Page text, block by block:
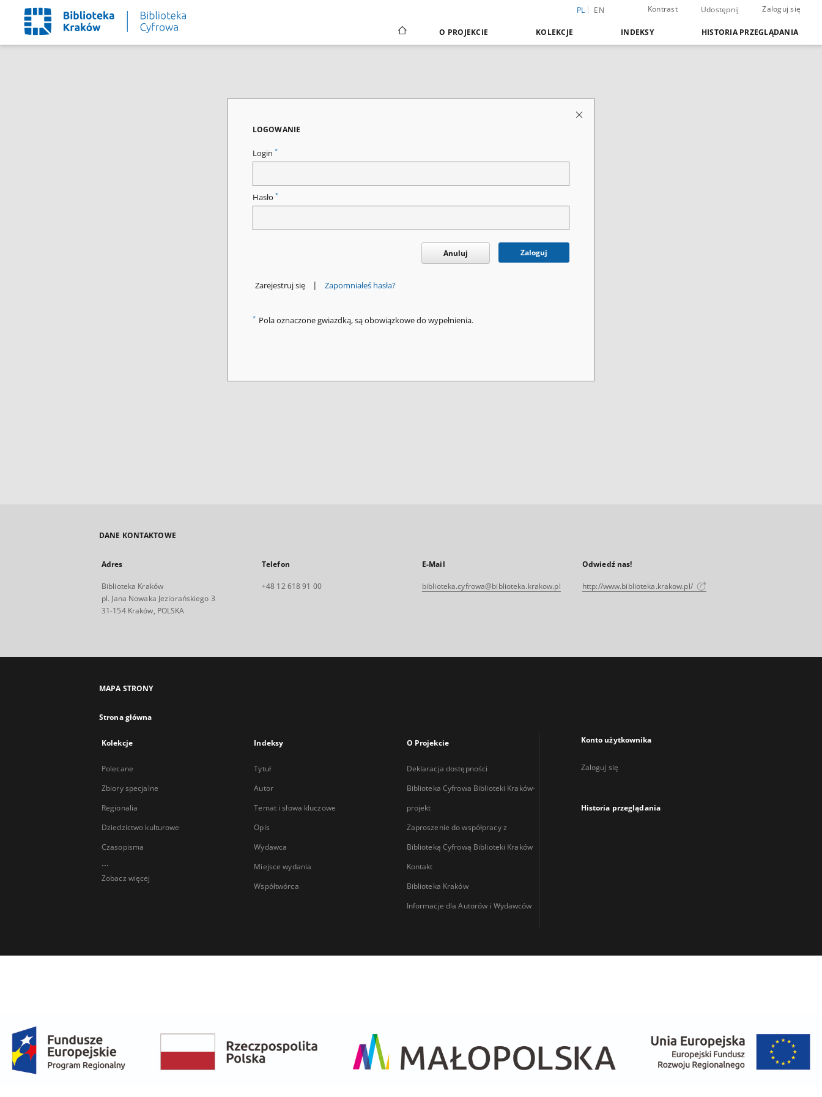
PL EN Kontrast Udostępnij Zaloguj się
O PROJEKCIE KOLEKCJE INDEKSY HISTORIA PRZEGLĄDANIA
LOGOWANIE
Login *
Hasło *
Anuluj Zaloguj
Zarejestruj się | Zapomniałeś hasła?
* Pola oznaczone gwiazdką, są obowiązkowe do wypełnienia.
DANE KONTAKTOWE
Adres
Biblioteka Kraków
pl. Jana Nowaka Jeziorańskiego 3
31-154 Kraków, POLSKA
Telefon
+48 12 618 91 00
E-Mail
biblioteka.cyfrowa@biblioteka.krakow.pl
Odwiedź nas!
http://www.biblioteka.krakow.pl/
MAPA STRONY
Strona główna
Kolekcje
Polecane
Zbiory specjalne
Regionalia
Dziedzictwo kulturowe
Czasopisma
...
Zobacz więcej
Indeksy
Tytuł
Autor
Temat i słowa kluczowe
Opis
Wydawca
Miejsce wydania
Współtwórca
O Projekcie
Deklaracja dostępności
Biblioteka Cyfrowa Biblioteki Kraków-
projekt
Zaproszenie do współpracy z
Biblioteką Cyfrową Biblioteki Kraków
Kontakt
Biblioteka Kraków
Informacje dla Autorów i Wydawców
Konto użytkownika
Zaloguj się
Historia przeglądania